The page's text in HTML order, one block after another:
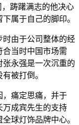
踌躇满志的他决心
属于自己的脚印。
时由于公司整体的经
合当时中国市场需
张永强是一次沉重的
被打倒。
，痛定思痛，并于
万成宾先生的支持
球灯饰品牌中心。